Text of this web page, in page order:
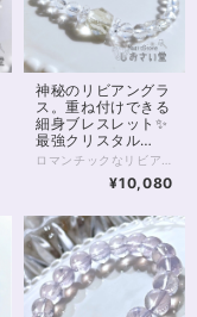
神秘のリビアングラ
ス。重ね付けできる
細身ブレスレット✨
最強クリスタル
17.5cm
¥10,080